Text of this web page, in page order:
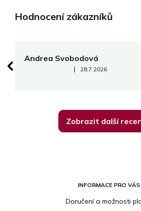
Hodnocení zákazníků
Andrea Svobodová
Hodnocení obchodu je 5 z 5
| 28.7.2026
Zobrazit další
INFORMACE PRO VÁS
Doručení a možnosti